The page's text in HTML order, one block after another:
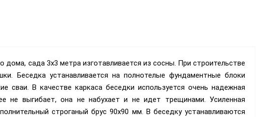
дома, сада 3х3 метра изготавливается из сосны. При строительстве
Беседка устанавливается на полнотелые фундаментные блоки
сваи. В качестве каркаса беседки используется очень надежная
не выгибает, она не набухает и не идет трещинами. Усиленная
строганый брус 90х90 мм. В беседку устанавливаются